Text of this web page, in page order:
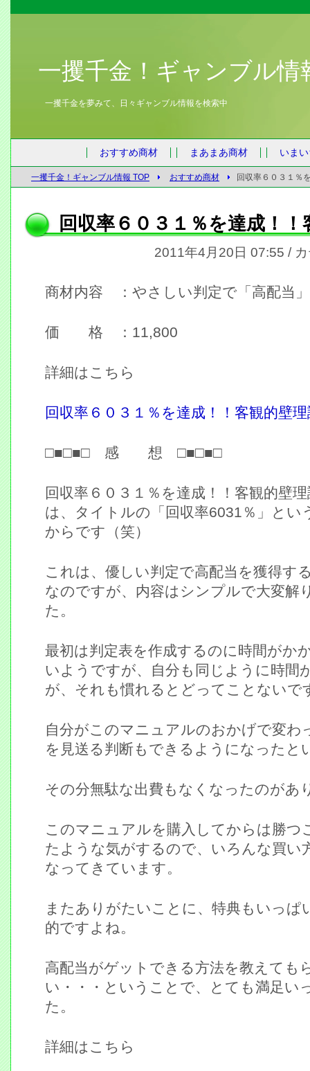
一攫千金！ギャンブル情
一攫千金を夢みて、日々ギャンブル情報を検索中
おすすめ商材 まあまあ商材 いま
一攫千金！ギャンブル情報 TOP おすすめ商材 回収率６０３１％
回収率６０３１％を達成！！
2011年4月20日 07:55 /
商材内容 ：やさしい判定で「高配当
価 格 ：11,800
詳細はこちら
回収率６０３１％を達成！！客観的壁
□■□■□ 感 想 □■□■□
回収率６０３１％を達成！！客観的壁
は、タイトルの「回収率6031％」とい
からです（笑）
これは、優しい判定で高配当を獲得す
なのですが、内容はシンプルで大変解
た。
最初は判定表を作成するのに時間がか
いようですが、自分も同じように時間
が、それも慣れるとどってことないで
自分がこのマニュアルのおかげで変わ
を見送る判断もできるようになったと
その分無駄な出費もなくなったのがあ
このマニュアルを購入してからは勝つ
たような気がするので、いろんな買い
なってきています。
またありがたいことに、特典もいっぱ
的ですよね。
高配当がゲットできる方法を教えても
い・・・ということで、とても満足い
た。
詳細はこちら